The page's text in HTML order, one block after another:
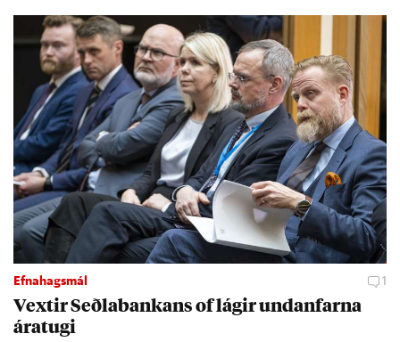
Efnahagsmál 1
Vext­ir Seðla­bank­ans of lág­ir und­an­farna
ára­tugi